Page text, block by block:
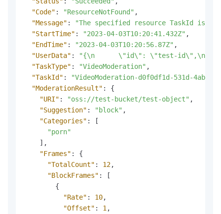
"Code" : "ResourceNotFound" ,
"Message" :
"The specified resource TaskId is
"StartTime" : "2023-04-03T10:20:41.432Z" ,
"EndTime" : "2023-04-03T10:20:56.87Z" ,
"UserData" :
"{\n      \"id\": \"test-id\",\n
"TaskType" : "VideoModeration" ,
"TaskId" :
"VideoModeration-d0f0df1d-531d-4ab4-
"ModerationResult" :
{
"URI" : "oss://test-bucket/test-object" ,
"Suggestion" : "block" ,
"Categories" :
[
"porn"
] ,
"Frames" :
{
"TotalCount" : 12,
"BlockFrames" :
[
{
"Rate" : 10,
"Offset" : 1 ,